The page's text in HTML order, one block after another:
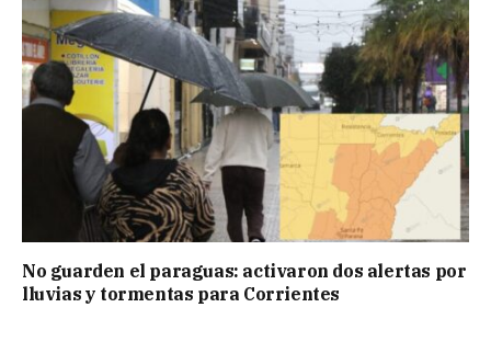
No guarden el paraguas: activaron dos alertas por
lluvias y tormentas para Corrientes